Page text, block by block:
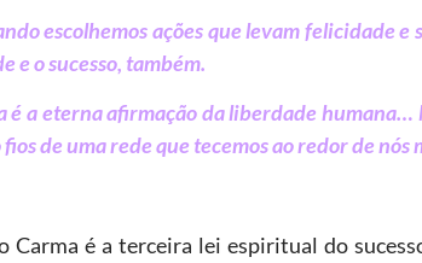
escolhemos ações que levam felicidade
e o sucesso, também.
é a eterna afirmação da liberdade humana…
fios de uma rede que tecemos ao redor de nós
Carma é a terceira lei espiritual do